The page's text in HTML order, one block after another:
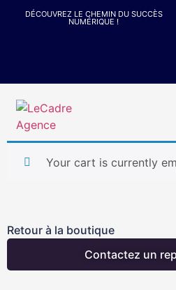
DÉCOUVREZ LE CHEMIN DU SUCCÈS
NUMÉRIQUE !
MON PANIER
Your cart is currently
Retour à la boutique
Contactez un